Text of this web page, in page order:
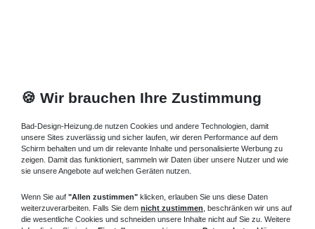
🍪 Wir brauchen Ihre Zustimmung
Bad-Design-Heizung.de nutzen Cookies und andere Technologien, damit
unsere Sites zuverlässig und sicher laufen, wir deren Performance auf dem
Schirm behalten und um dir relevante Inhalte und personalisierte Werbung zu
zeigen. Damit das funktioniert, sammeln wir Daten über unsere Nutzer und wie
sie unsere Angebote auf welchen Geräten nutzen.
Wenn Sie auf "Allen zustimmen" klicken, erlauben Sie uns diese Daten
weiterzuverarbeiten. Falls Sie dem nicht zustimmen , beschränken wir uns auf
die wesentliche Cookies und schneiden unsere Inhalte nicht auf Sie zu. Weitere